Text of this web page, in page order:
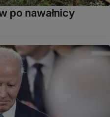
po nawałnicy